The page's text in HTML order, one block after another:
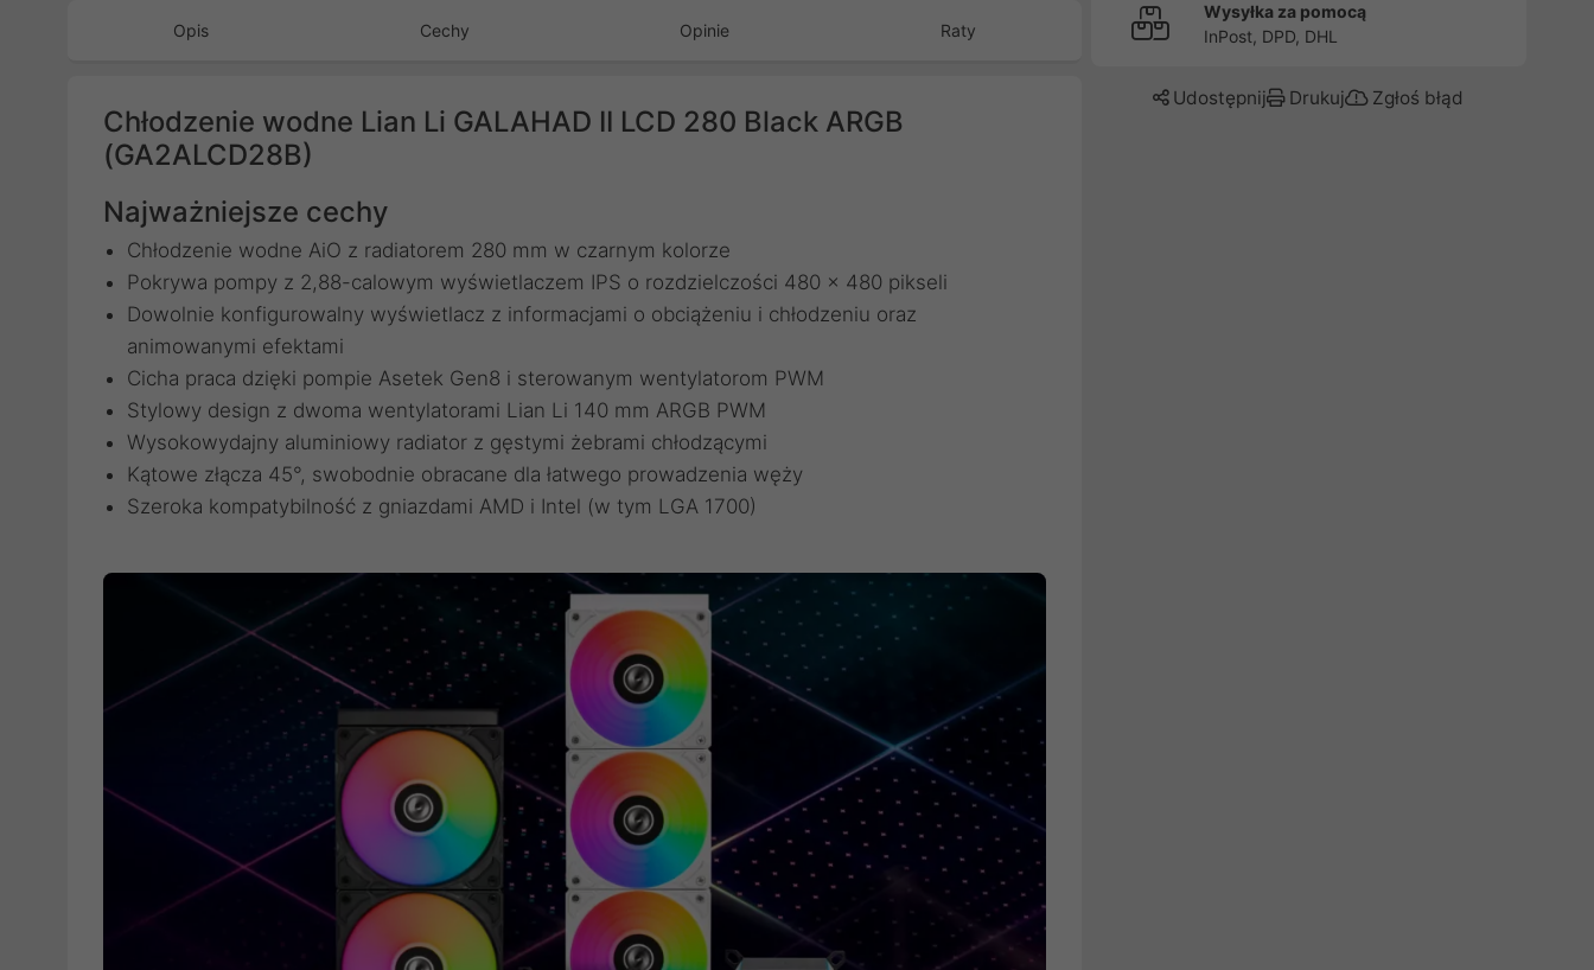
Opis Cechy Opinie Raty
Chłodzenie wodne Lian Li GALAHAD II LCD 280 Black ARGB
(GA2ALCD28B)
Najważniejsze cechy
Chłodzenie wodne AiO z radiatorem 280 mm w czarnym kolorze
Pokrywa pompy z 2,88-calowym wyświetlaczem IPS o rozdzielczości 480 x 480 pikseli
Dowolnie konfigurowalny wyświetlacz z informacjami o obciążeniu i chłodzeniu oraz
animowanymi efektami
Cicha praca dzięki pompie Asetek Gen8 i sterowanym wentylatorom PWM
Stylowy design z dwoma wentylatorami Lian Li 140 mm ARGB PWM
Wysokowydajny aluminiowy radiator z gęstymi żebrami chłodzącymi
Kątowe złącza 45°, swobodnie obracane dla łatwego prowadzenia węży
Szeroka kompatybilność z gniazdami AMD i Intel (w tym LGA 1700)
Wysyłka za pomocą
InPost, DPD, DHL
Udostępnij Drukuj Zgłoś błąd